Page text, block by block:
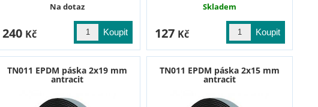
Na dotaz
240 Kč
Skladem
127 Kč
TN011 EPDM páska 2x19 mm
antracit
TN011 EPDM páska 2x15 mm
antracit